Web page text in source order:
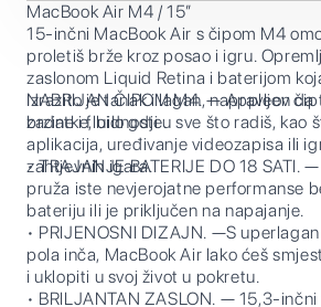
MacBook Air M4 / 15”
15-inčni MacBook Air s čipom M4
proletiš brže kroz posao i igru.
zaslonom Liquid Retina i baterijom
Izrazito je tanak i lagan, napravljen da
zadatke, bilo gdje.
NABRIJAN ČIPOM M4. — Appleov
brzine i fluidnosti u sve što radiš, kao
aplikacija, uređivanje videozapisa ili
zahtjevnih igara.
• TRAJANJE BATERIJE DO 18 SATI.
pruža iste nevjerojatne performanse
bateriju ili je priključen na napajanje.
• PRIJENOSNI DIZAJN. —S
pola inča, MacBook Air lako ćeš
i uklopiti u svoj život u pokretu.
• BRILJANTAN ZASLON. — 15,3-